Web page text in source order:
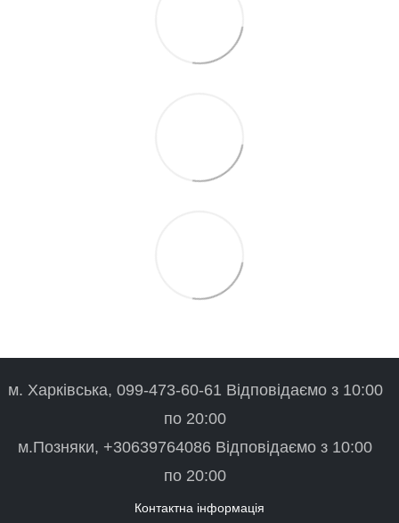
м. Харківська, 099-473-60-61 Відповідаємо з 10:00
по 20:00
м.Позняки, +30639764086 Відповідаємо з 10:00
по 20:00
Контактна інформація